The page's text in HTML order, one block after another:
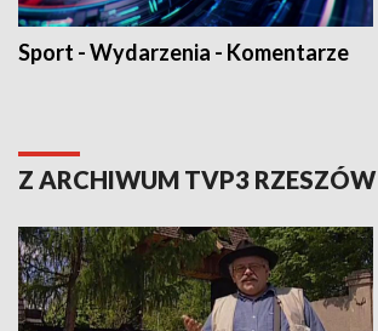
Sport - Wydarzenia - Komentarze
Z ARCHIWUM TVP3 RZESZÓW